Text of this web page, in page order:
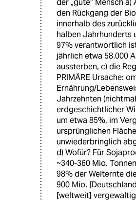
der „gute“ Mensch a)
den Rückgang der
innerhalb des
halben Jahrhunderts
97% verantwortlich
jährlich etwa 58.000
aussterben, c) die
PRIMÄRE Ursache:
Ernährung/
Jahrzehnten
erdgeschichtlicher
um etwa 85%, im
ursprünglichen
unwiederbringlich
d) Wofür? Für
~340-360 Mio.
98% der Welternte
900 Mio.
[weltweit]